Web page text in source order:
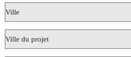
Ville
*
Ville
du
projet